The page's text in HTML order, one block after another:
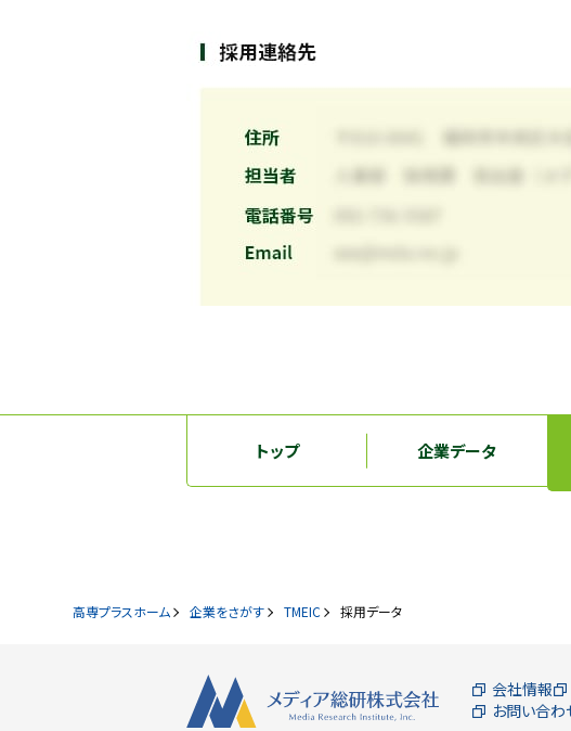
トップ 企業データ
高専プラスホーム 企業をさがす TMEIC 採用データ
会社情報
お問い合